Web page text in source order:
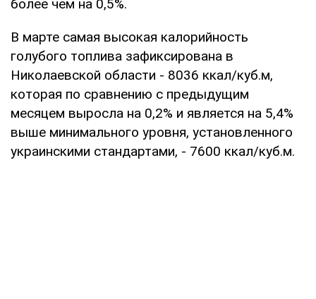
более чем на 0,5%.
В марте самая высокая калорийность
голубого топлива зафиксирована в
Николаевской области - 8036 ккал/куб.м,
которая по сравнению с предыдущим
месяцем выросла на 0,2% и является на 5,4%
выше минимального уровня, установленного
украинскими стандартами, - 7600 ккал/куб.м.